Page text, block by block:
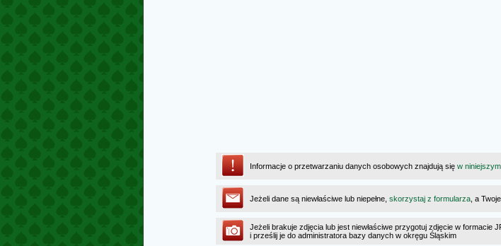
Informacje o przetwarzaniu danych osobowych znajdują się w
Jeżeli dane są niewłaściwe lub niepełne, skorzystaj z formularza , a
Jeżeli brakuje zdjęcia lub jest niewłaściwe przygotuj zdjęcie w formacie
i prześlij je do administratora bazy danych w okręgu Śląskim